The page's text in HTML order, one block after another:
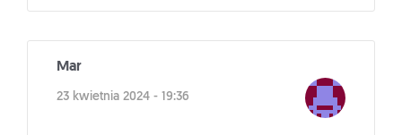
Mar
23 kwietnia 2024 - 19:36